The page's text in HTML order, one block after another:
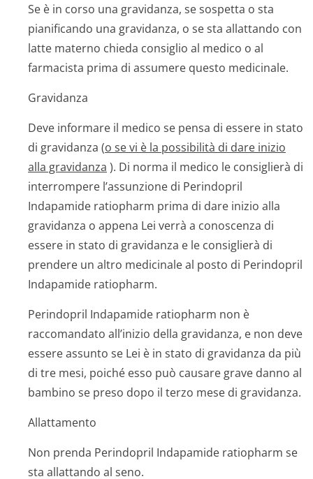
Se è in corso una gravidanza, se sospetta o sta
pianificando una gravidanza, o se sta allattando con
latte materno chieda consiglio al medico o al
farmacista prima di assumere questo medicinale.
Gravidanza
Deve informare il medico se pensa di essere in stato
di gravidanza (o se vi è la possibilità di dare inizio
alla gravidanza ). Di norma il medico le consiglierà di
interrompere l’assunzione di Perindopril
Indapamide ratiopharm prima di dare inizio alla
gravidanza o appena Lei verrà a conoscenza di
essere in stato di gravidanza e le consiglierà di
prendere un altro medicinale al posto di Perindopril
Indapamide ratiopharm.
Perindopril Indapamide ratiopharm non è
raccomandato all’inizio della gravidanza, e non deve
essere assunto se Lei è in stato di gravidanza da più
di tre mesi, poiché esso può causare grave danno al
bambino se preso dopo il terzo mese di gravidanza.
Allattamento
Non prenda Perindopril Indapamide ratiopharm se
sta allattando al seno.